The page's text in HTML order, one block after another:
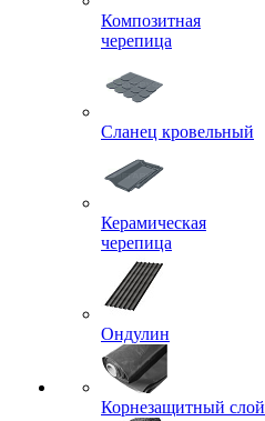
Композитная
черепица
Сланец кровельный
Керамическая
черепица
Ондулин
Корнезащитный слой